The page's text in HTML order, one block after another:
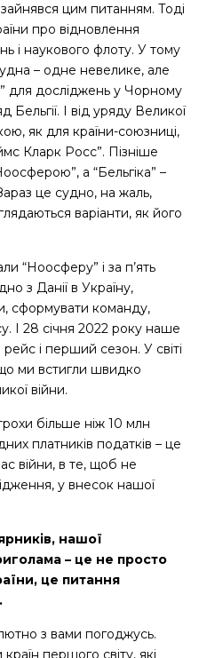
цим питанням. Тоді
про відновлення
і наукового флоту. У тому
– одне невелике, але
для досліджень у Чорному
І від уряду Великої
як для країни-союзниці,
Кларк Росс”. Пізніше
а “Бельгіка” –
це судно, на жаль,
варіанти, як його
“Ноосферу” і за п’ять
з Данії в Україну,
сформувати команду,
І 28 січня 2022 року наше
і перший сезон. У світі
ми встигли швидко
війни.
більше ніж 10 млн
платників податків – це
війни, в те, щоб не
у внесок нашої
нашої
– це не просто
це питання
з вами погоджусь.